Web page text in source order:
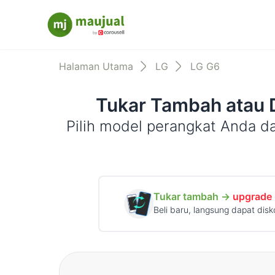
Maujual
Halaman Utama LG LG G6
Tukar Tambah atau
Pilih model perangkat Anda
Tukar tambah → upgrade
Beli baru, langsung dapat